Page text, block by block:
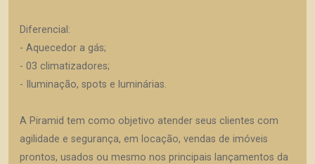
Diferencial:
- Aquecedor a gás;
- 03 climatizadores;
- Iluminação, spots e luminárias.
A Piramid tem como objetivo atender seus clientes com
agilidade e segurança, em locação, vendas de imóveis
prontos, usados ou mesmo nos principais lançamentos da